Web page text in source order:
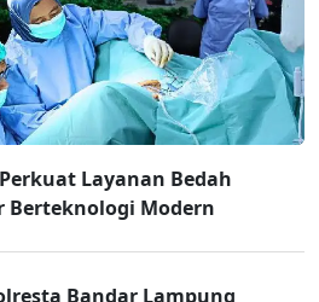
Layanan Bedah
Berteknologi Modern
Bandar Lampung